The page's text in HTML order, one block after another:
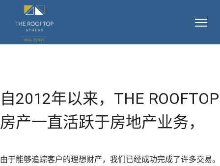
自2012年以来，THE ROOFTOP
房产一直活跃于房地产业务，
由于能够追踪客户的理想财产，我们已经成功完成了许多交易。